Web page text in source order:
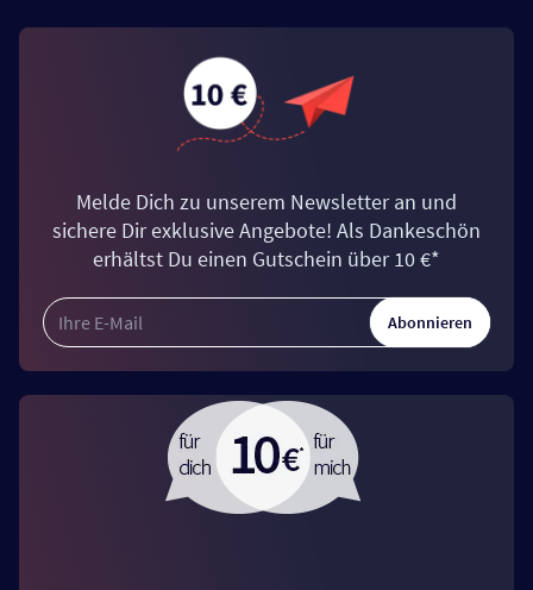
Melde Dich zu unserem Newsletter an und
sichere Dir exklusive Angebote! Als Dankeschön
erhältst Du einen Gutschein über 10 €*
Abonnieren